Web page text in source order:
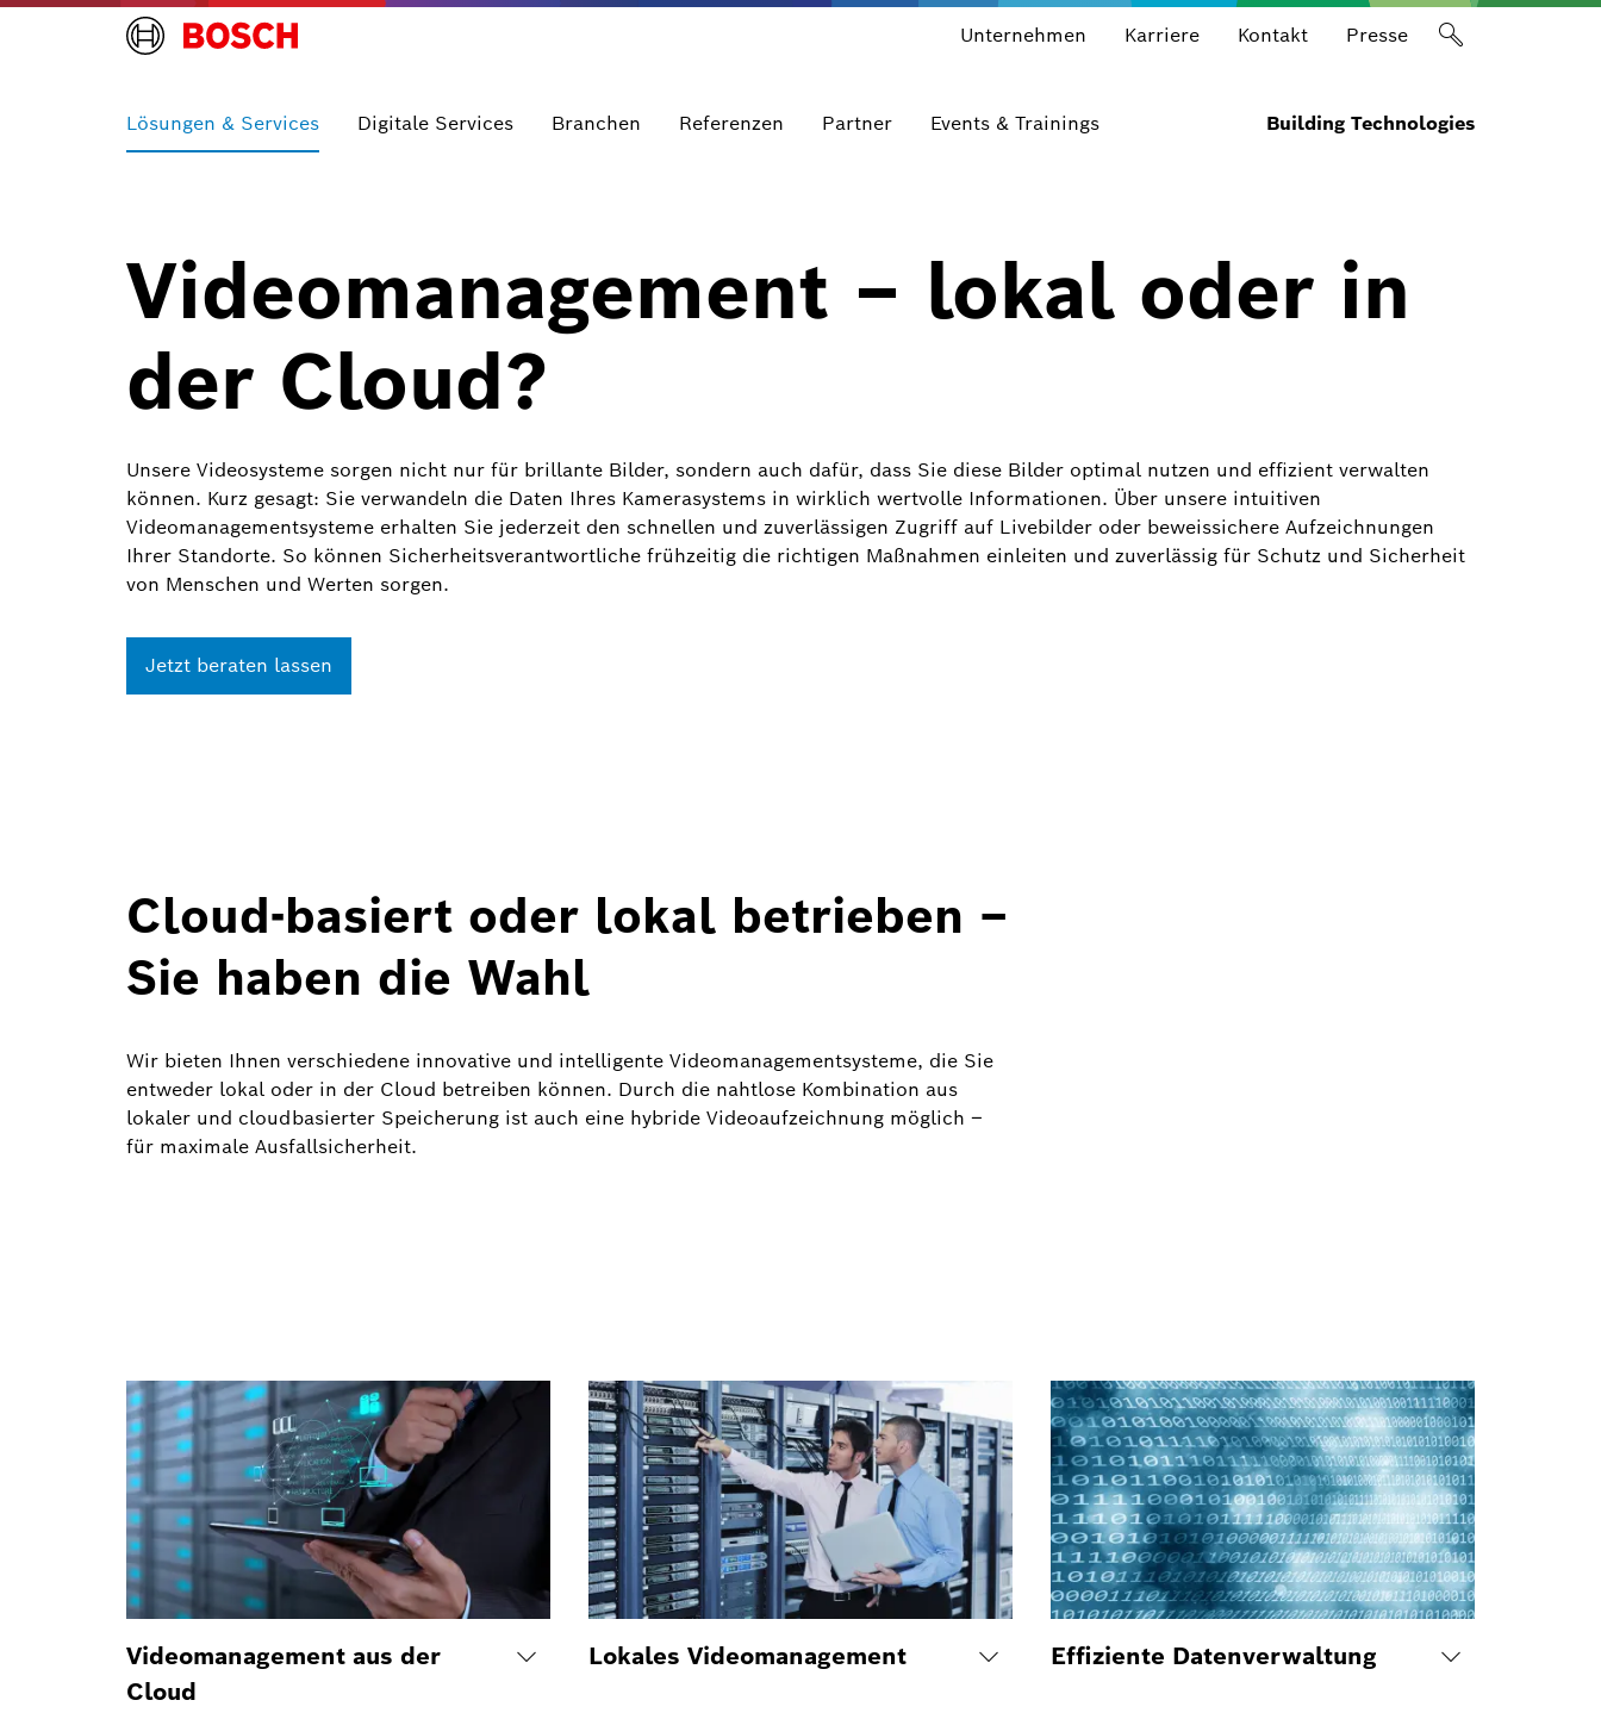
Unternehmen Karriere Kontakt Presse
Lösungen & Services Digitale Services Branchen Referenzen Partner Events & Trainings Building Technologies
Videomanagement – lokal oder in
der Cloud?
Unsere Videosysteme sorgen nicht nur für brillante Bilder, sondern auch dafür, dass Sie diese Bilder optimal nutzen und effizient verwalten
können. Kurz gesagt: Sie verwandeln die Daten Ihres Kamerasystems in wirklich wertvolle Informationen. Über unsere intuitiven
Videomanagementsysteme erhalten Sie jederzeit den schnellen und zuverlässigen Zugriff auf Livebilder oder beweissichere Aufzeichnungen
Ihrer Standorte. So können Sicherheitsverantwortliche frühzeitig die richtigen Maßnahmen einleiten und zuverlässig für Schutz und Sicherheit
von Menschen und Werten sorgen.
Jetzt beraten lassen
Cloud-basiert oder lokal betrieben –
Sie haben die Wahl
Wir bieten Ihnen verschiedene innovative und intelligente Videomanagementsysteme, die Sie
entweder lokal oder in der Cloud betreiben können. Durch die nahtlose Kombination aus
lokaler und cloudbasierter Speicherung ist auch eine hybride Videoaufzeichnung möglich –
für maximale Ausfallsicherheit.
Videomanagement aus der
Cloud
Lokales Videomanagement Effiziente Datenverwaltung